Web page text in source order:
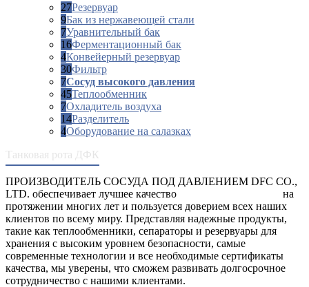
27Резервуар
9Бак из нержавеющей стали
7Уравнительный бак
16Ферментационный бак
4Конвейерный резервуар
30Фильтр
7Сосуд высокого давления
45Теплообменник
7Охладитель воздуха
14Разделитель
4Оборудование на салазках
Танковая рота ДФК
ПРОИЗВОДИТЕЛЬ СОСУДА ПОД ДАВЛЕНИЕМ DFC CO.,
LTD. обеспечивает лучшее качество
на
протяжении многих лет и пользуется доверием всех наших
клиентов по всему миру. Представляя надежные продукты,
такие как теплообменники, сепараторы и резервуары для
хранения с высоким уровнем безопасности, самые
современные технологии и все необходимые сертификаты
качества, мы уверены, что сможем развивать долгосрочное
сотрудничество с нашими клиентами.